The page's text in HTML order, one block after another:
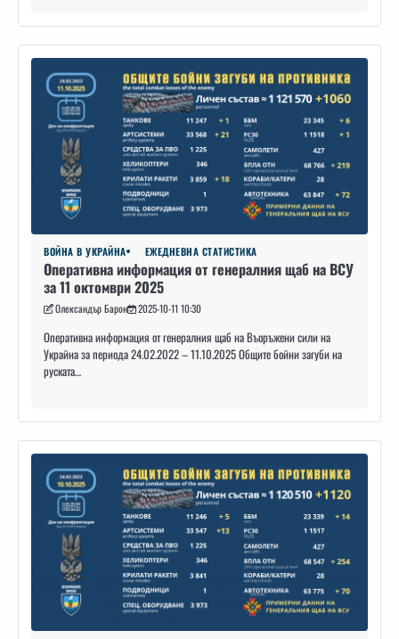
ВОЙНА В УКРАЙНА ЕЖЕДНЕВНА СТАТИСТИКА
Оперативна информация от генералния щаб на ВСУ
за 11 октомври 2025
Олександър Барон 2025-10-11 10:30
Оперативна информация от генералния щаб на Въоръжени сили на
Украйна за периода 24.02.2022 – 11.10.2025 Общите бойни загуби на
руската…